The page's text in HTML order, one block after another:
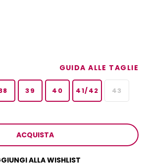
GUIDA ALLE TAGLIE
39 40 41/42 43
ACQUISTA
ALLA WISHLIST